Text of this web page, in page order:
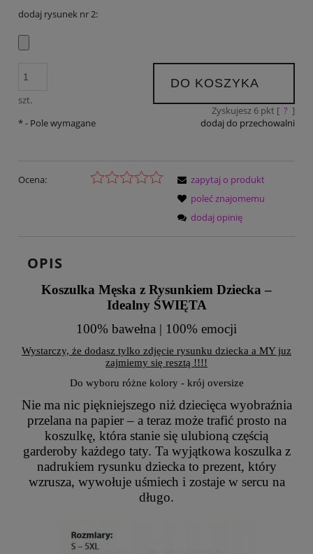
dodaj rysunek nr 2:
szt.
DO KOSZYKA
Zyskujesz 6pkt [ ? ]
dodaj do przechowalni
*- Pole wymagane
Ocena:
zapytaj o produkt
poleć znajomemu
dodaj opinię
OPIS
Koszulka Męska z Rysunkiem Dziecka –
Idealny ŚWIĘTA
100% bawełna | 100% emocji
Wystarczy, że dodasz tylko zdjęcie rysunku dziecka a MY juz
zajmiemy się resztą !!!!
Do wyboru różne kolory - krój oversize
Nie ma nic piękniejszego niż dziecięca wyobraźnia
przelana na papier – a teraz może trafić prosto na
koszulkę, która stanie się ulubioną częścią
garderoby każdego taty. Ta wyjątkowa koszulka z
nadrukiem rysunku dziecka to prezent, który
wzrusza, wywołuje uśmiech i zostaje w sercu na
długo.